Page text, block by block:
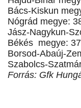
Bács-Kiskun
Nógrád megye:
Jász-Nagykun-
Békés megye:
Borsod-Abaúj-
Szabolcs-
Forrás: Gfk